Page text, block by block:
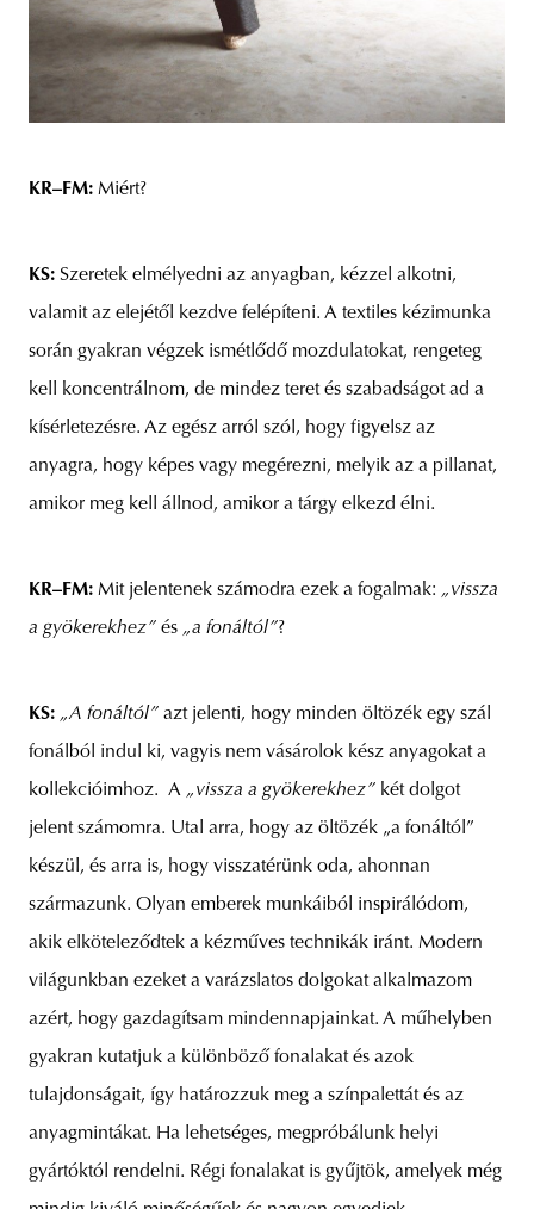
KR–FM: Miért?
KS: Szeretek elmélyedni az anyagban, kézzel alkotni,
valamit az elejétől kezdve felépíteni. A textiles kézimunka
során gyakran végzek ismétlődő mozdulatokat, rengeteg
kell koncentrálnom, de mindez teret és szabadságot ad a
kísérletezésre. Az egész arról szól, hogy figyelsz az
anyagra, hogy képes vagy megérezni, melyik az a pillanat,
amikor meg kell állnod, amikor a tárgy elkezd élni.
KR–FM: Mit jelentenek számodra ezek a fogalmak: „vissza
a gyökerekhez” és „a fonáltól”?
KS: „A fonáltól” azt jelenti, hogy minden öltözék egy szál
fonálból indul ki, vagyis nem vásárolok kész anyagokat a
kollekcióimhoz. A „vissza a gyökerekhez” két dolgot
jelent számomra. Utal arra, hogy az öltözék „a fonáltól”
készül, és arra is, hogy visszatérünk oda, ahonnan
származunk. Olyan emberek munkáiból inspirálódom,
akik elköteleződtek a kézműves technikák iránt. Modern
világunkban ezeket a varázslatos dolgokat alkalmazom
azért, hogy gazdagítsam mindennapjainkat. A műhelyben
gyakran kutatjuk a különböző fonalakat és azok
tulajdonságait, így határozzuk meg a színpalettát és az
anyagmintákat. Ha lehetséges, megpróbálunk helyi
gyártóktól rendelni. Régi fonalakat is gyűjtök, amelyek még